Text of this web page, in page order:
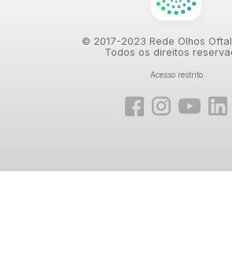
© 2017-2023 Rede Olhos
Todos os direitos
Acesso restrito